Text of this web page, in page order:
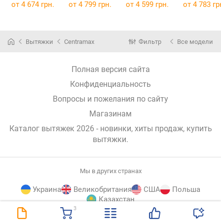
3
LED
от 4 674 грн. от 4 799 грн. от 4 599 грн. от 4 783
Вытяжки Centramax Фильтр Все модели
Полная версия сайта
Конфиденциальность
Вопросы и пожелания по сайту
Магазинам
Каталог вытяжек 2026 - новинки, хиты продаж, купить
вытяжки.
Мы в других странах
Украина Великобритания США
Польша
Казахстан